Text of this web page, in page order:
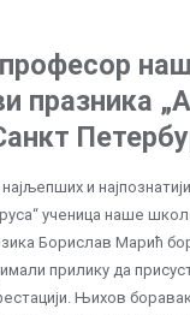
празника
и
ученица наше
Борислав Марић
прилику да
Њихов